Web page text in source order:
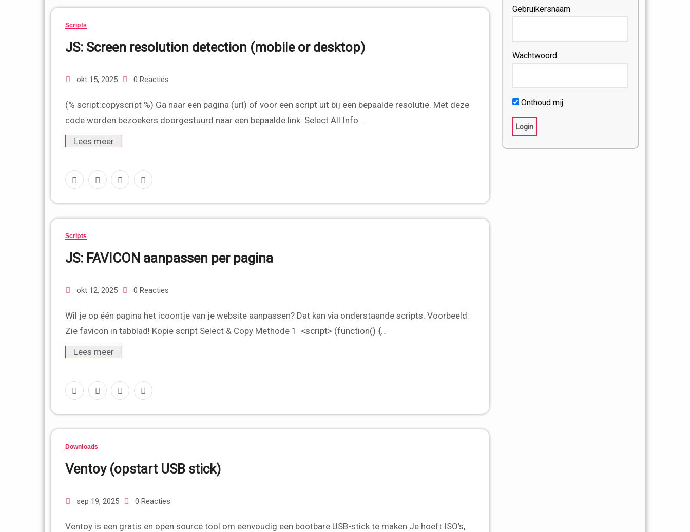
Scripts
JS: Screen resolution detection (mobile or desktop)
okt 15, 2025 0 Reacties
(% script:copyscript %) Ga naar een pagina (url) of voor een script uit bij een bepaalde resolutie. Met deze
code worden bezoekers doorgestuurd naar een bepaalde link: Select All Info…
Lees meer
Scripts
JS: FAVICON aanpassen per pagina
okt 12, 2025 0 Reacties
Wil je op één pagina het icoontje van je website aanpassen? Dat kan via onderstaande scripts: Voorbeeld:
Zie favicon in tabblad! Kopie script Select & Copy Methode 1 <script> (function() {…
Lees meer
Downloads
Ventoy (opstart USB stick)
sep 19, 2025 0 Reacties
Ventoy is een gratis en open source tool om eenvoudig een bootbare USB-stick te maken.Je hoeft ISO’s,
Gebruikersnaam
Wachtwoord
Onthoud mij